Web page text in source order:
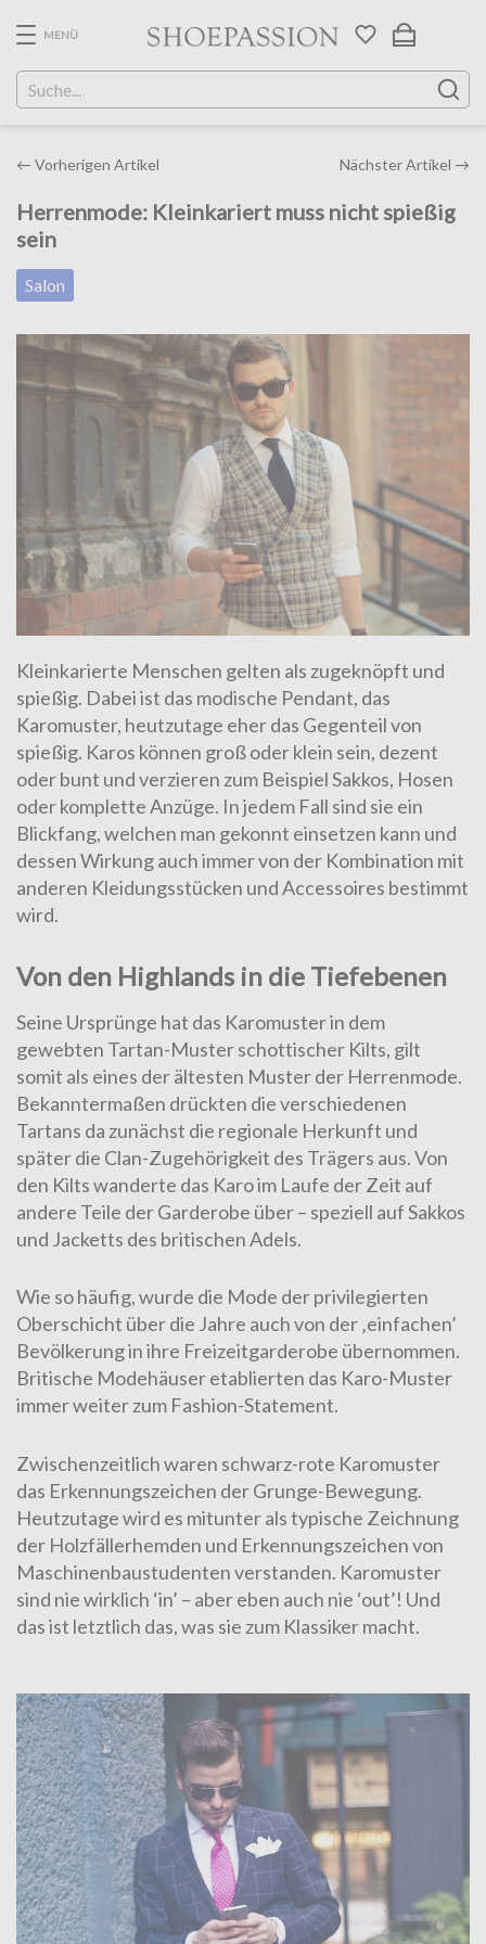
content
MENÜ
Post
← Vorherigen Artikel Nächster Artikel →
Herrenmode: Kleinkariert muss nicht spießig
sein
Salon
Kleinkarierte Menschen gelten als zugeknöpft und
spießig. Dabei ist das modische Pendant, das
Karomuster, heutzutage eher das Gegenteil von
spießig. Karos können groß oder klein sein, dezent
oder bunt und verzieren zum Beispiel Sakkos, Hosen
oder komplette Anzüge. In jedem Fall sind sie ein
Blickfang, welchen man gekonnt einsetzen kann und
dessen Wirkung auch immer von der Kombination mit
anderen Kleidungsstücken und Accessoires bestimmt
wird.
Von den Highlands in die Tiefebenen
Seine Ursprünge hat das Karomuster in dem
gewebten Tartan-Muster schottischer Kilts, gilt
somit als eines der ältesten Muster der Herrenmode.
Bekanntermaßen drückten die verschiedenen
Tartans da zunächst die regionale Herkunft und
später die Clan-Zugehörigkeit des Trägers aus. Von
den Kilts wanderte das Karo im Laufe der Zeit auf
andere Teile der Garderobe über – speziell auf Sakkos
und Jacketts des britischen Adels.
Wie so häufig, wurde die Mode der privilegierten
Oberschicht über die Jahre auch von der ‚einfachen’
Bevölkerung in ihre Freizeitgarderobe übernommen.
Britische Modehäuser etablierten das Karo-Muster
immer weiter zum Fashion-Statement.
Zwischenzeitlich waren schwarz-rote Karomuster
das Erkennungszeichen der Grunge-Bewegung.
Heutzutage wird es mitunter als typische Zeichnung
der Holzfällerhemden und Erkennungszeichen von
Maschinenbaustudenten verstanden. Karomuster
sind nie wirklich ‘in’ – aber eben auch nie ‘out’! Und
das ist letztlich das, was sie zum Klassiker macht.